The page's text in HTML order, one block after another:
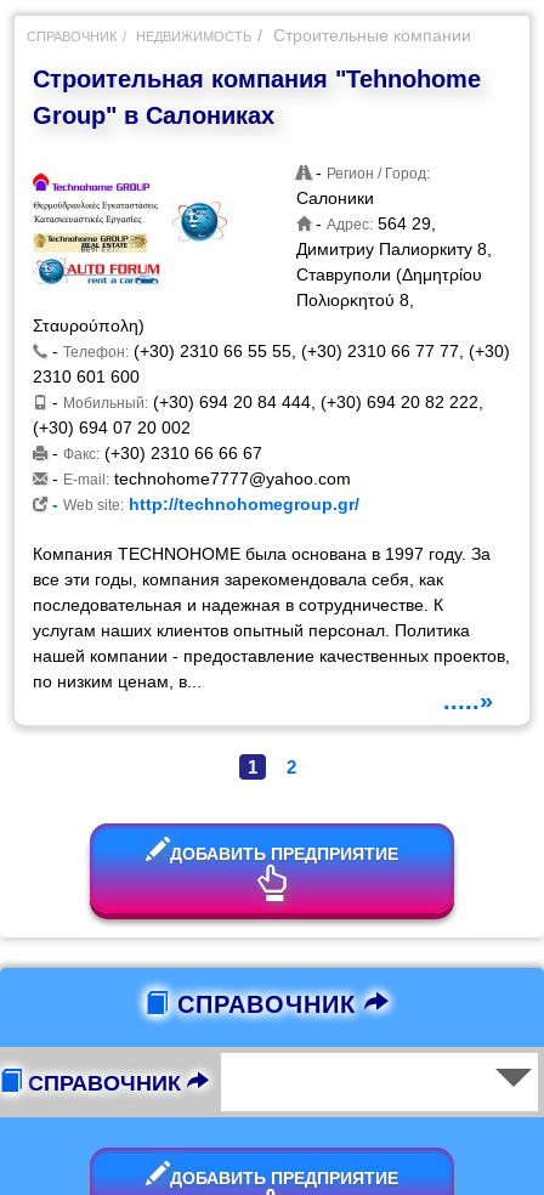
СПРАВОЧНИК НЕДВИЖИМОСТЬ Строительные компании
Строительная компания "Tehnohome
Group" в Салониках
- Регион / Город:
Салоники
-Адрес: 564 29,
Димитриу Палиоркиту 8,
Ставруполи (Δημητρίου
Πολιορκητού 8,
Σταυρούπολη)
-Телефон: (+30) 2310 66 55 55, (+30) 2310 66 77 77, (+30)
2310 601 600
- Мобильный: (+30) 694 20 84 444, (+30) 694 20 82 222,
(+30) 694 07 20 002
-Факс: (+30) 2310 66 66 67
- E-mail: technohome7777@yahoo.com
-Web site: http://technohomegroup.gr/
Компания TECHNOHOME была основана в 1997 году. За
все эти годы, компания зарекомендовала себя, как
последовательная и надежная в сотрудничестве. К
услугам наших клиентов опытный персонал. Политика
нашей компании - предоставление качественных проектов,
по низким ценам, в...
.....»
1 2
ДОБАВИТЬ ПРЕДПРИЯТИЕ
СПРАВОЧНИК
СПРАВОЧНИК
ДОБАВИТЬ ПРЕДПРИЯТИЕ